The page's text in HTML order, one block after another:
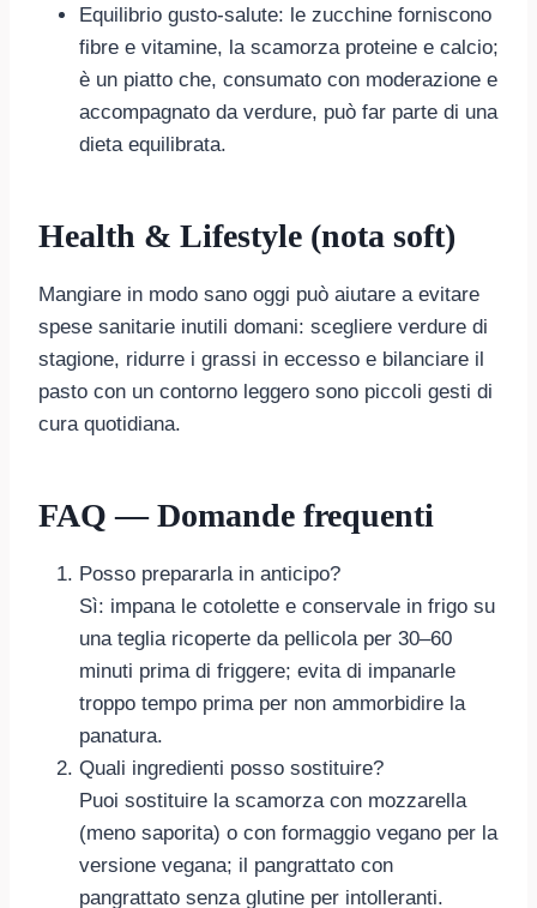
Equilibrio gusto-salute: le zucchine forniscono
fibre e vitamine, la scamorza proteine e calcio;
è un piatto che, consumato con moderazione e
accompagnato da verdure, può far parte di una
dieta equilibrata.
Health & Lifestyle (nota soft)
Mangiare in modo sano oggi può aiutare a evitare
spese sanitarie inutili domani: scegliere verdure di
stagione, ridurre i grassi in eccesso e bilanciare il
pasto con un contorno leggero sono piccoli gesti di
cura quotidiana.
FAQ — Domande frequenti
Posso prepararla in anticipo?
Sì: impana le cotolette e conservale in frigo su
una teglia ricoperte da pellicola per 30–60
minuti prima di friggere; evita di impanarle
troppo tempo prima per non ammorbidire la
panatura.
Quali ingredienti posso sostituire?
Puoi sostituire la scamorza con mozzarella
(meno saporita) o con formaggio vegano per la
versione vegana; il pangrattato con
pangrattato senza glutine per intolleranti.